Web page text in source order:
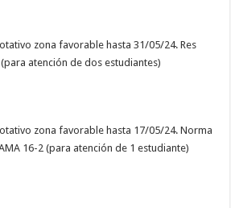
zona favorable hasta 31/05/24. Res
atención de dos estudiantes)
zona favorable hasta 17/05/24. Norma
16-2 (para atención de 1 estudiante)